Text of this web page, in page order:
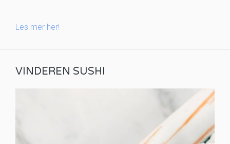
Les mer her!
VINDEREN SUSHI